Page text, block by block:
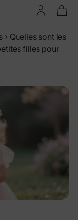
› Quelles sont les
filles pour